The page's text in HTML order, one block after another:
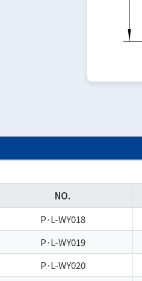
NO.
P·L-WY018
P·L-WY019
P·L-WY020